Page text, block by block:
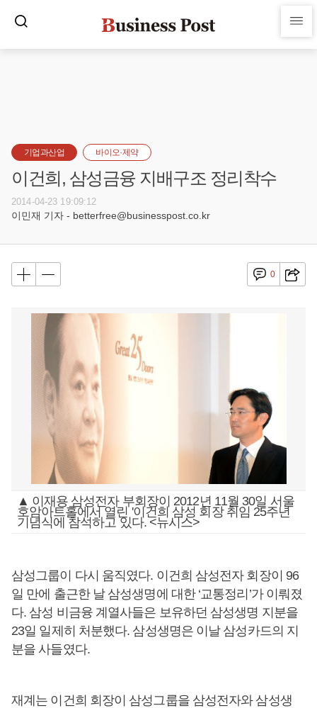
기업과산업 바이오·제약
이건희, 삼성금융 지배구조 정리착수
2014-04-23 19:09:12
이민재 기자 - betterfree@businesspost.co.kr
0
▲ 이재용 삼성전자 부회장이 2012년 11월 30일 서울
호암아트홀에서 열린 '이건희 삼성 회장 취임 25주년
기념식에 참석하고 있다. <뉴시스>
삼성그룹이 다시 움직였다. 이건희 삼성전자 회장이 96
일 만에 출근한 날 삼성생명에 대한 ‘교통정리’가 이뤄졌
다. 삼성 비금융 계열사들은 보유하던 삼성생명 지분을
23일 일제히 처분했다. 삼성생명은 이날 삼성카드의 지
분을 사들였다.
재계는 이건희 회장이 삼성그룹을 삼성전자와 삼성생